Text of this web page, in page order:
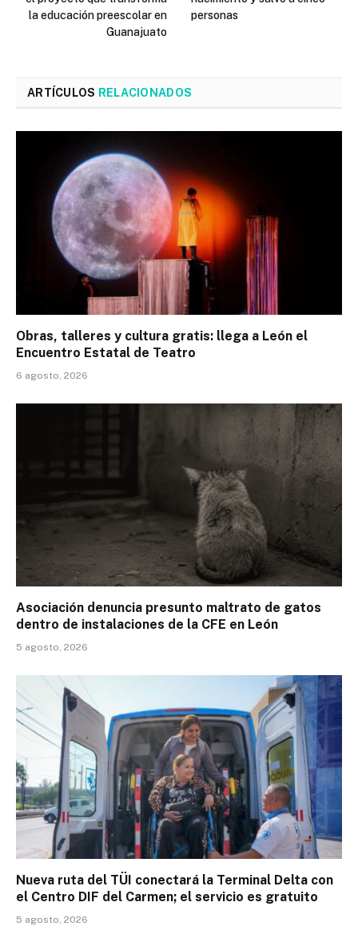
la educación preescolar en
Guanajuato
personas
ARTÍCULOS RELACIONADOS
Obras, talleres y cultura gratis: llega a León el
Encuentro Estatal de Teatro
6 agosto, 2026
Asociación denuncia presunto maltrato de gatos
dentro de instalaciones de la CFE en León
5 agosto, 2026
Nueva ruta del TÜI conectará la Terminal Delta con
el Centro DIF del Carmen; el servicio es gratuito
5 agosto, 2026